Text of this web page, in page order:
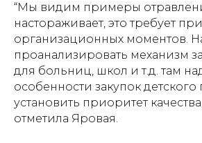
“Мы видим примеры
настораживает, это требует
организационных моментов.
проанализировать механизм
для больниц, школ и т.д. там
особенности закупок детского
установить приоритет
отметила Яровая.